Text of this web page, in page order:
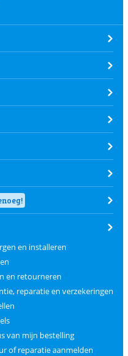
en installeren
en retourneren
reparatie en verzekeringen
van mijn bestelling
of reparatie aanmelden